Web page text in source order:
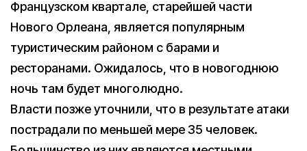
Французском квартале, старейшей части
Нового Орлеана, является популярным
туристическим районом с барами и
ресторанами. Ожидалось, что в новогоднюю
ночь там будет многолюдно.
Власти позже уточнили, что в результате атаки
пострадали по меньшей мере 35 человек.